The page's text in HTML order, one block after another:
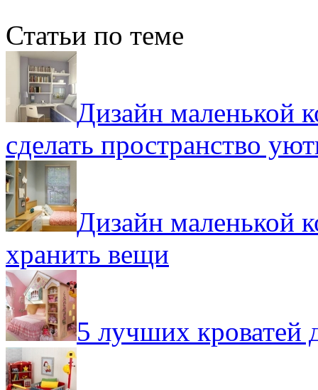
Статьи по теме
Дизайн маленькой
сделать пространство
Дизайн маленькой
хранить вещи
5 лучших кроватей